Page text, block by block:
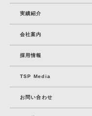
実績紹介
会社案内
採⽤情報
TSP Media
お問い合わせ